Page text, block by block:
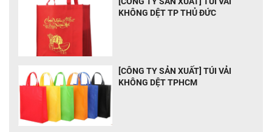
KHÔNG DỆT TP THỦ ĐỨC
[CÔNG TY SẢN XUẤT] TÚI VẢI
KHÔNG DỆT TPHCM